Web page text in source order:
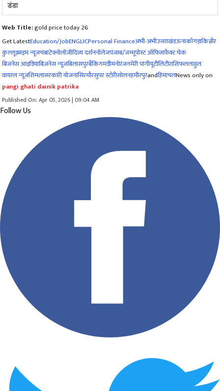
डंडा
Web Title:gold price today 26
Get LatestEducation/JobENGLICPersonal Financeअभी-अभीउत्तराखंडऊनाकाँगड़ाकिन्नौर
कुल्लूक्राइम न्यूजचंबाटेक्नोलॉजीदिव्य दर्शननॉलेजपंजाब/जम्मूपोस्ट ऑफिसफ़ैक्ट चेक
बिजनेस आइडियाबिज़नेस न्यूज़बिलासपुरबैंकिंगमंडीमनोरंजनमेरी पांगीयूटीलिटीराशिफललाहुल
वायरल न्यूज़शिमलासरकारी योजनासिरमौरसुपर स्टोरीसोलनहमीरपुरandहिमाचलNews only on
pangi ghati dainik patrika
Published On: Apr 05, 2026 | 09:04 AM
Follow Us